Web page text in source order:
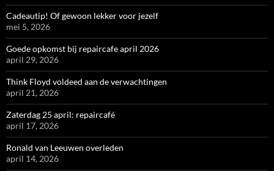
Cadeautip! Of gewoon lekker voor jezelf
mei 5, 2026
Goede opkomst bij repaircafe april 2026
april 29, 2026
Think Floyd voldeed aan de verwachtingen
april 21, 2026
Zaterdag 25 april: repaircafé
april 17, 2026
Ronald van Leeuwen overleden
april 14, 2026